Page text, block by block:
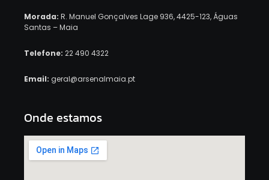
Morada: R. Manuel Gonçalves Lage 936, 4425-123, Águas
Santas – Maia
Telefone: 22 490 4322
Email: geral@arsenalmaia.pt
Onde estamos